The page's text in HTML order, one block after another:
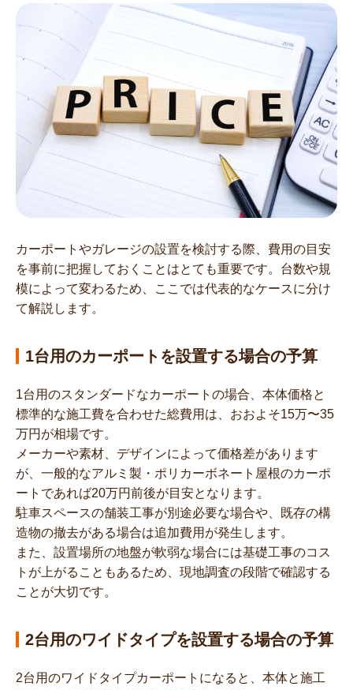
カーポートやガレージの設置を検討する際、費用の目安
を事前に把握しておくことはとても重要です。台数や規
模によって変わるため、ここでは代表的なケースに分け
て解説します。
1台用のカーポートを設置する場合の予算
1台用のスタンダードなカーポートの場合、本体価格と
標準的な施工費を合わせた総費用は、おおよそ15万〜35
万円が相場です。
メーカーや素材、デザインによって価格差があります
が、一般的なアルミ製・ポリカーボネート屋根のカーポ
ートであれば20万円前後が目安となります。
駐車スペースの舗装工事が別途必要な場合や、既存の構
造物の撤去がある場合は追加費用が発生します。
また、設置場所の地盤が軟弱な場合には基礎工事のコス
トが上がることもあるため、現地調査の段階で確認する
ことが大切です。
2台用のワイドタイプを設置する場合の予算
2台用のワイドタイプカーポートになると、本体と施工